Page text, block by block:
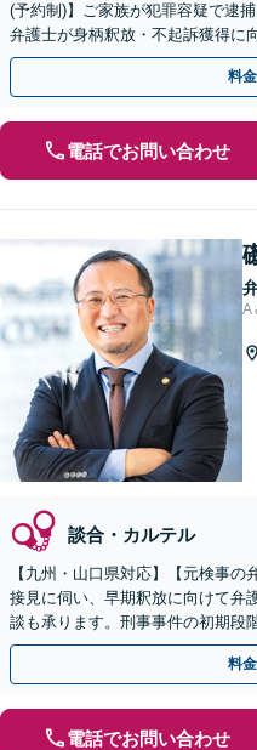
(予約制)】ご家族が犯罪容疑で逮
弁護士が身柄釈放・不起訴獲得に
月100名以上の相談実績】【全国
料
電話でお問い合わせ
A
談合・カルテル
【九州・山口県対応】【元検事
接見に伺い、早期釈放に向けて弁
談も承ります。刑事事件の初期段
日対応】【完全個室】【天神駅3
料
電話でお問い合わせ